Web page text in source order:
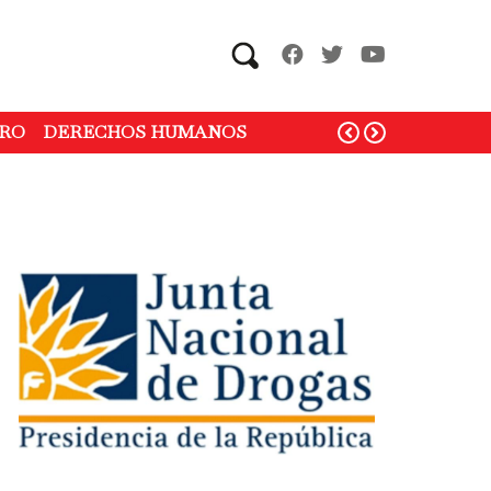
Search
DERECHOS HUMANOS